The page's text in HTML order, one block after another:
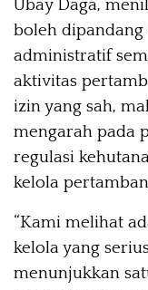
Ubay Daga,
boleh dipandang
administratif
aktivitas
izin yang sah,
mengarah pada
regulasi
kelola
“Kami melihat
kelola yang
menunjukkan